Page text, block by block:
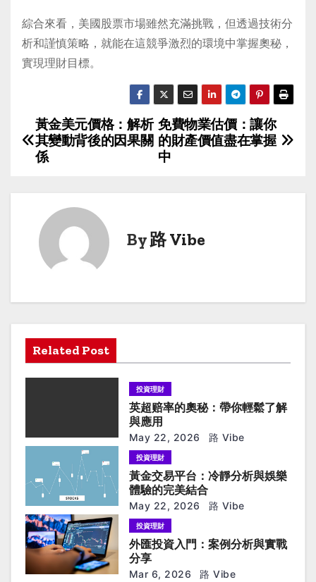
綜合來看，美國股票市場雖然充滿挑戰，但透過技術分
析和謹慎策略，就能在這競爭激烈的環境中掌握奧秘，
實現理財目標。
P
v
g
a
i
免費物業估價：讓你
的財產價值盡在掌握
中
黃金美元價格：解析
其變動背後的因果關
係
By路 Vibe
Related Post
投資理財
英超赔率的奧秘：帶你輕鬆了解
與應用
May 22, 2026 路 Vibe
投資理財
黃金交易平台：冷靜分析與娛樂
體驗的完美結合
May 22, 2026 路 Vibe
投資理財
外匯投資入門：案例分析與實戰
分享
Mar 6, 2026 路 Vibe